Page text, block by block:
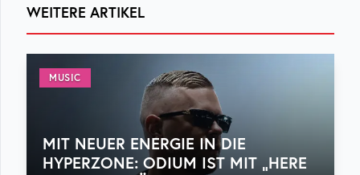
WEITERE ARTIKEL
MUSIC
MIT NEUER ENERGIE IN DIE
HYPERZONE: ODIUM IST MIT „HERE